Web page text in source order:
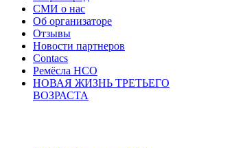
СМИ о нас
Об организаторе
Отзывы
Новости партнеров
Contacs
Ремёсла НСО
НОВАЯ ЖИЗНЬ ТРЕТЬЕГО
ВОЗРАСТА